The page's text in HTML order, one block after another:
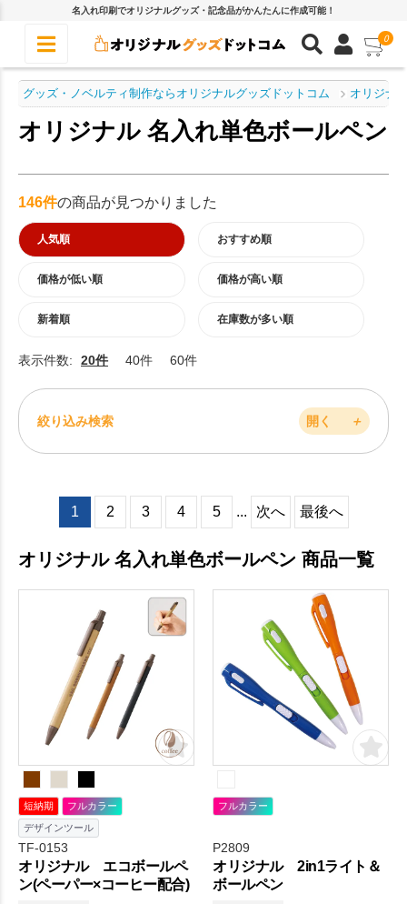
名入れ印刷でオリジナルグッズ・記念品がかんたんに作成可能！
0
グッズ・ノベルティ制作ならオリジナルグッズドットコム オリジナ
オリジナル 名入れ単色ボールペン
146件の商品が見つかりました
人気順 おすすめ順
価格が低い順 価格が高い順
新着順 在庫数が多い順
表示件数: 20件 40件 60件
絞り込み検索 開く ＋
1 2 3 4 5 ... 次へ 最後へ
オリジナル 名入れ単色ボールペン 商品一覧
短納期
フルカラー
デザインツール
TF-0153
オリジナル エコボールペ
ン(ペーパー×コーヒー配合)
フルカラー
P2809
オリジナル 2in1ライト＆
ボールペン